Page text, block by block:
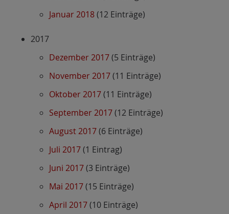
Januar 2018(12 Einträge)
2017
Dezember 2017(5 Einträge)
November 2017(11 Einträge)
Oktober 2017(11 Einträge)
September 2017(12 Einträge)
August 2017(6 Einträge)
Juli 2017(1 Eintrag)
Juni 2017(3 Einträge)
Mai 2017(15 Einträge)
April 2017(10 Einträge)